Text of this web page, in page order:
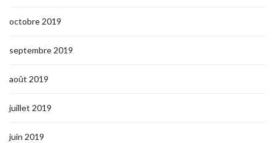
octobre 2019
septembre 2019
août 2019
juillet 2019
juin 2019